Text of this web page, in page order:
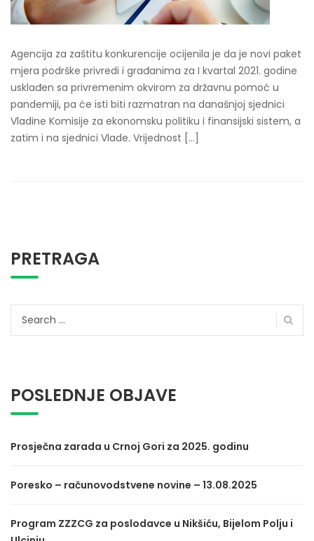
Agencija za zaštitu konkurencije ocijenila je da je novi paket
mjera podrške privredi i građanima za I kvartal 2021. godine
usklađen sa privremenim okvirom za državnu pomoć u
pandemiji, pa će isti biti razmatran na današnjoj sjednici
Vladine Komisije za ekonomsku politiku i finansijski sistem, a
zatim i na sjednici Vlade. Vrijednost […]
PRETRAGA
POSLEDNJE OBJAVE
Prosječna zarada u Crnoj Gori za 2025. godinu
Poresko – računovodstvene novine – 13.08.2025
Program ZZZCG za poslodavce u Nikšiću, Bijelom Polju i